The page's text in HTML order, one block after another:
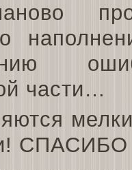
части…